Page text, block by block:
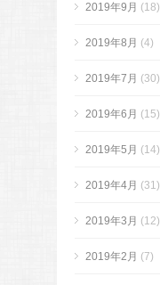
2019年9月 (18)
2019年8月 (4)
2019年7月 (30)
2019年6月 (15)
2019年5月 (14)
2019年4月 (31)
2019年3月 (12)
2019年2月 (7)